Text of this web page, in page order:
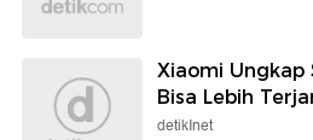
Xiaomi Ungkap
Bisa Lebih
detikInet